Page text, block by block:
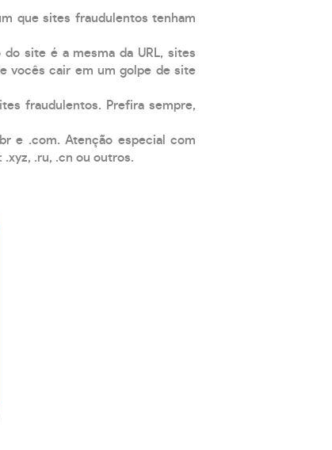
que sites fraudulentos tenham
site é a mesma da URL, sites
vocês cair em um golpe de site
fraudulentos. Prefira sempre,
e .com. Atenção especial com
.ru, .cn ou outros.